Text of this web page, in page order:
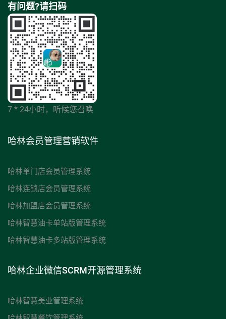
有问题?请扫码
7 * 24小时，听候您召唤
哈林会员管理营销软件
哈林单门店会员管理系统
哈林连锁店会员管理系统
哈林加盟店会员管理系统
哈林智慧油卡单站版管理系统
哈林智慧油卡多站版管理系统
哈林企业微信SCRM开源管理系统
哈林智慧美业管理系统